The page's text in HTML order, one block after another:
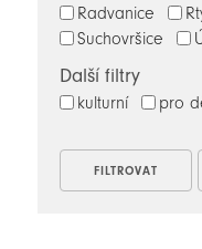
Radvanice
Suchovršice
Další filtry
kulturní pro